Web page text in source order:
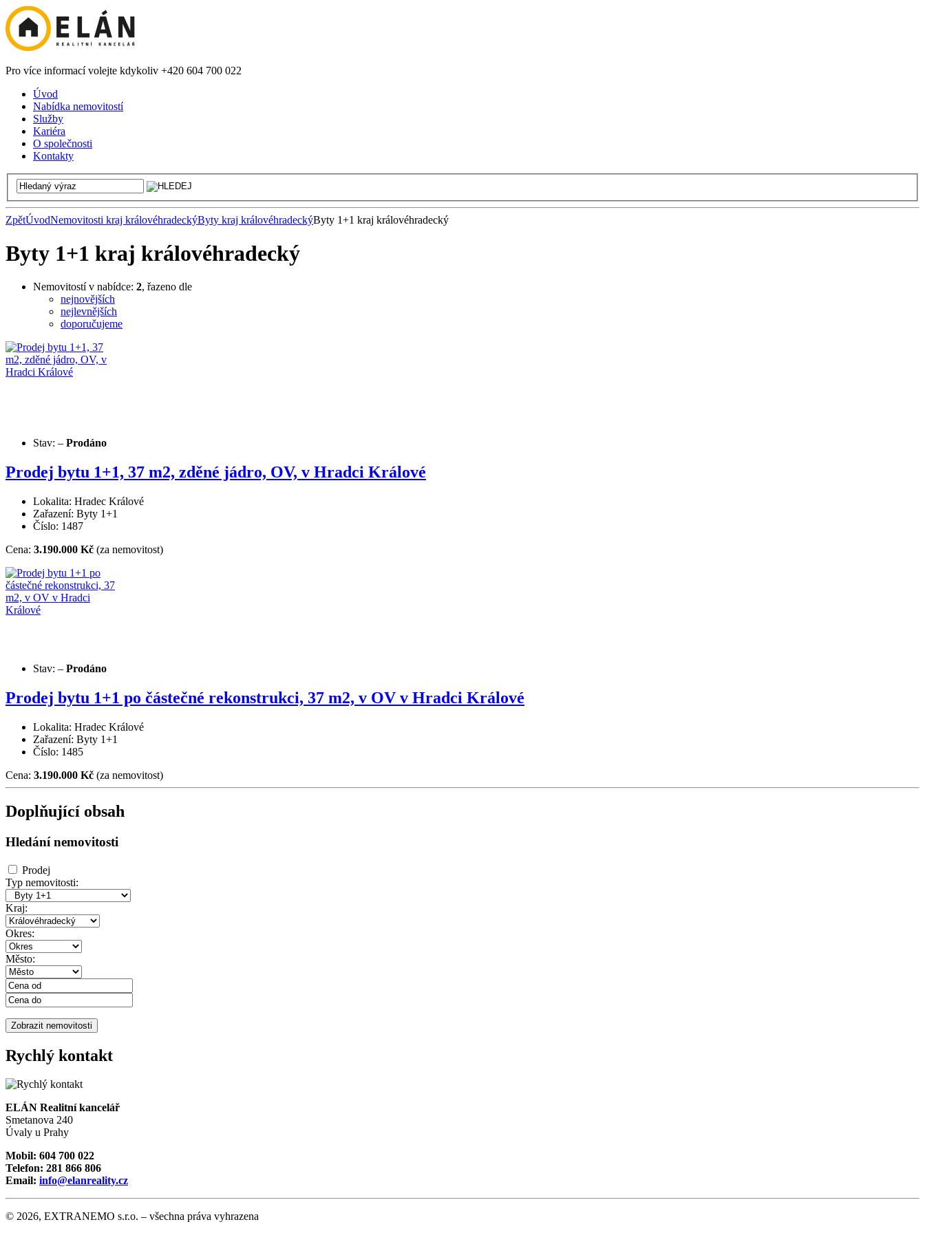
Pro více informací volejte kdykoliv +420 604 700 022
Úvod
Nabídka nemovitostí
Služby
Kariéra
O společnosti
Kontakty
ZpětÚvodNemovitosti kraj královéhradeckýByty kraj královéhradeckýByty 1+1 kraj královéhradecký
Byty 1+1 kraj královéhradecký
Nemovitostí v nabídce: 2, řazeno dle
nejnovějších
nejlevnějších
doporučujeme
Stav: – Prodáno
Prodej bytu 1+1, 37 m2, zděné jádro, OV, v Hradci Králové
Lokalita: Hradec Králové
Zařazení: Byty 1+1
Číslo: 1487
Cena: 3.190.000 Kč (za nemovitost)
Stav: – Prodáno
Prodej bytu 1+1 po částečné rekonstrukci, 37 m2, v OV v Hradci Králové
Lokalita: Hradec Králové
Zařazení: Byty 1+1
Číslo: 1485
Cena: 3.190.000 Kč (za nemovitost)
Doplňující obsah
Hledání nemovitosti
Prodej
Typ nemovitosti:
Kraj:
Okres:
Město:
Rychlý kontakt
ELÁN Realitní kancelář
Smetanova 240
Úvaly u Prahy
Mobil: 604 700 022
Telefon: 281 866 806
Email: info@elanreality.cz
© 2026, EXTRANEMO s.r.o. – všechna práva vyhrazena